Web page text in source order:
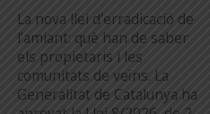
La nova llei d’erradicació de
l’amiant: què han de saber
els propietaris i les
comunitats de veïns. La
Generalitat de Catalunya ha